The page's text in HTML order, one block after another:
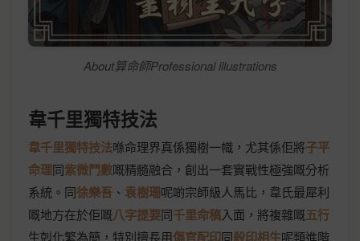
About算命師Professional illustrations
韋千里獨特技法
韋千里獨特技法喺命理界真係獨樹一幟，尤其係佢將子平
命理同紫微鬥數嘅精髓融合，創出一套實戰性極強嘅分析
系統。同徐樂吾 、 袁樹珊呢啲宗師級人馬比，韋氏最犀利
嘅地方在於佢嘅八字提要同千里命稿入面，將複雜嘅五行
生剋化繁為簡，特別擅長用傷官配印同殺印相生呢類進階